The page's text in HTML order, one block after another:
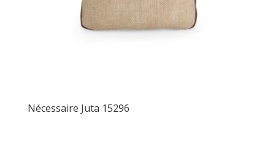
Nécessaire Juta 15296